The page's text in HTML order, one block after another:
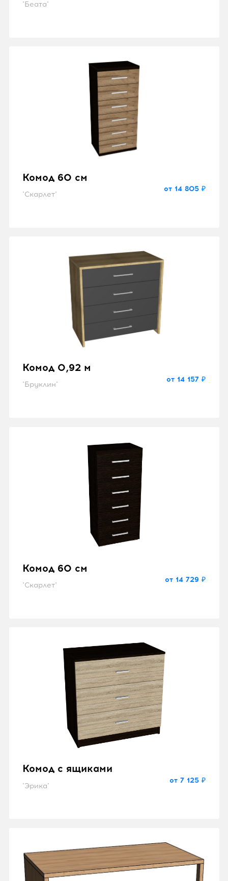
"Беата"
Комод 60 см
"Скарлет"
от 14 805 ₽
Комод 0,92 м
"Бруклин"
от 14 157 ₽
Комод 60 см
"Скарлет"
от 14 729 ₽
Комод с ящиками
"Эрика"
от 7 125 ₽